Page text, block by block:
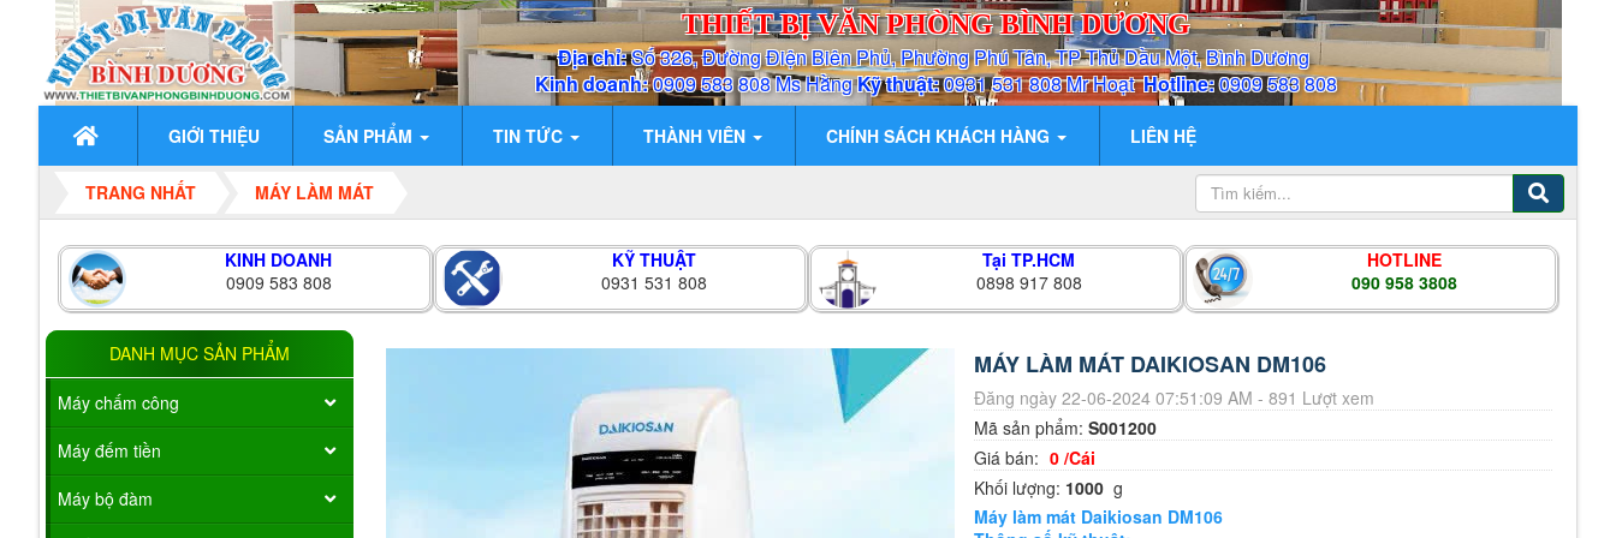
THIẾT BỊ VĂN PHÒNG BÌNH DƯƠNG
Địa chỉ:Số 326, Đường Điện Biên Phủ, Phường Phú Tân, TP Thủ Dầu Một, Bình Dương
Kinh doanh:0909 583 808 Ms HằngKỹ thuật:0931 531 808 Mr HoạtHotline:0909 583 808
GIỚI THIỆU SẢN PHẨM TIN TỨC THÀNH VIÊN CHÍNH SÁCH KHÁCH HÀNG LIÊN HỆ
TRANG NHẤT MÁY LÀM MÁT
KINH DOANH
0909 583 808
KỸ THUẬT
0931 531 808
Tại TP.HCM
0898 917 808
HOTLINE
090 958 3808
MÁY LÀM MÁT DAIKIOSAN DM106
Đăng ngày 22-06-2024 07:51:09 AM - 891 Lượt xem
Mã sản phẩm:S001200
Giá bán: 0 /Cái
Khối lượng: 1000 g
Máy làm mát Daikiosan DM106
DANH MỤC SẢN PHẨM
Máy chấm công
Máy đếm tiền
Máy bộ đàm